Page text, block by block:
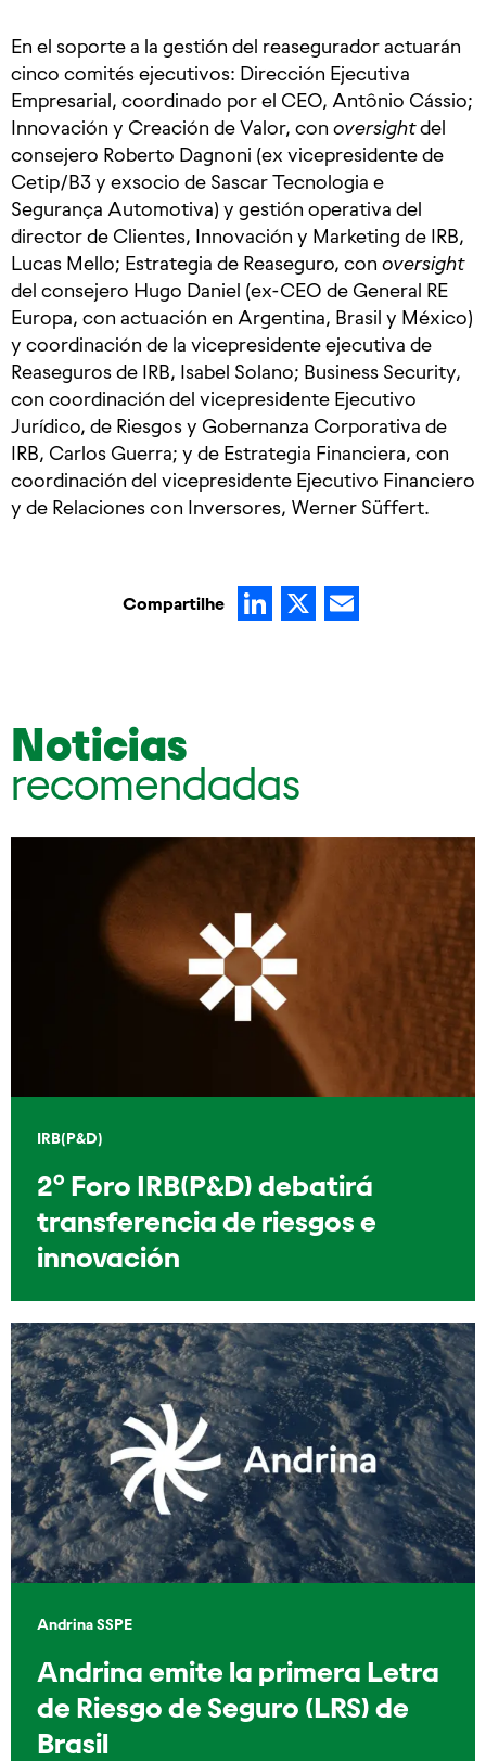
En el soporte a la gestión del reasegurador actuarán
cinco comités ejecutivos: Dirección Ejecutiva
Empresarial, coordinado por el CEO, Antônio Cássio;
Innovación y Creación de Valor, con oversightdel
consejero Roberto Dagnoni (ex vicepresidente de
Cetip/B3 y exsocio de Sascar Tecnologia e
Segurança Automotiva) y gestión operativa del
director de Clientes, Innovación y Marketing de IRB,
Lucas Mello; Estrategia de Reaseguro, con oversight
del consejero Hugo Daniel (ex-CEO de General RE
Europa, con actuación en Argentina, Brasil y México)
y coordinación de la vicepresidente ejecutiva de
Reaseguros de IRB, Isabel Solano; Business Security,
con coordinación del vicepresidente Ejecutivo
Jurídico, de Riesgos y Gobernanza Corporativa de
IRB, Carlos Guerra; y de Estrategia Financiera, con
coordinación del vicepresidente Ejecutivo Financiero
y de Relaciones con Inversores, Werner Süffert.
Compartilhe LinkedIn
X
Noticias
recomendadas
IRB(P&D)
2º Foro IRB(P&D) debatirá
transferencia de riesgos e
innovación
Andrina SSPE
Andrina emite la primera Letra
de Riesgo de Seguro (LRS) de
Brasil